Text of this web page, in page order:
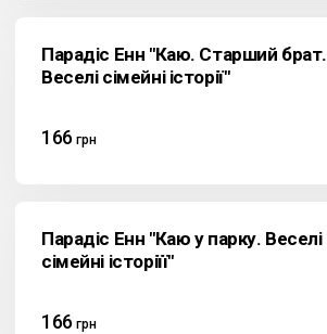
Парадіс Енн "Каю. Старший брат.
Веселі сімейні історії"
166 грн
Парадіс Енн "Каю у парку. Веселі
сімейні історіїї"
166 грн